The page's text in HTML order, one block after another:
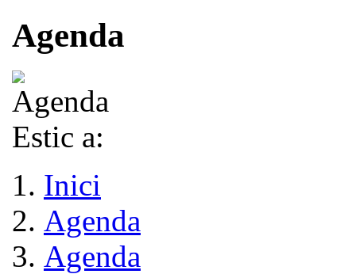
Agenda
Estic a:
Inici
Agenda
Agenda